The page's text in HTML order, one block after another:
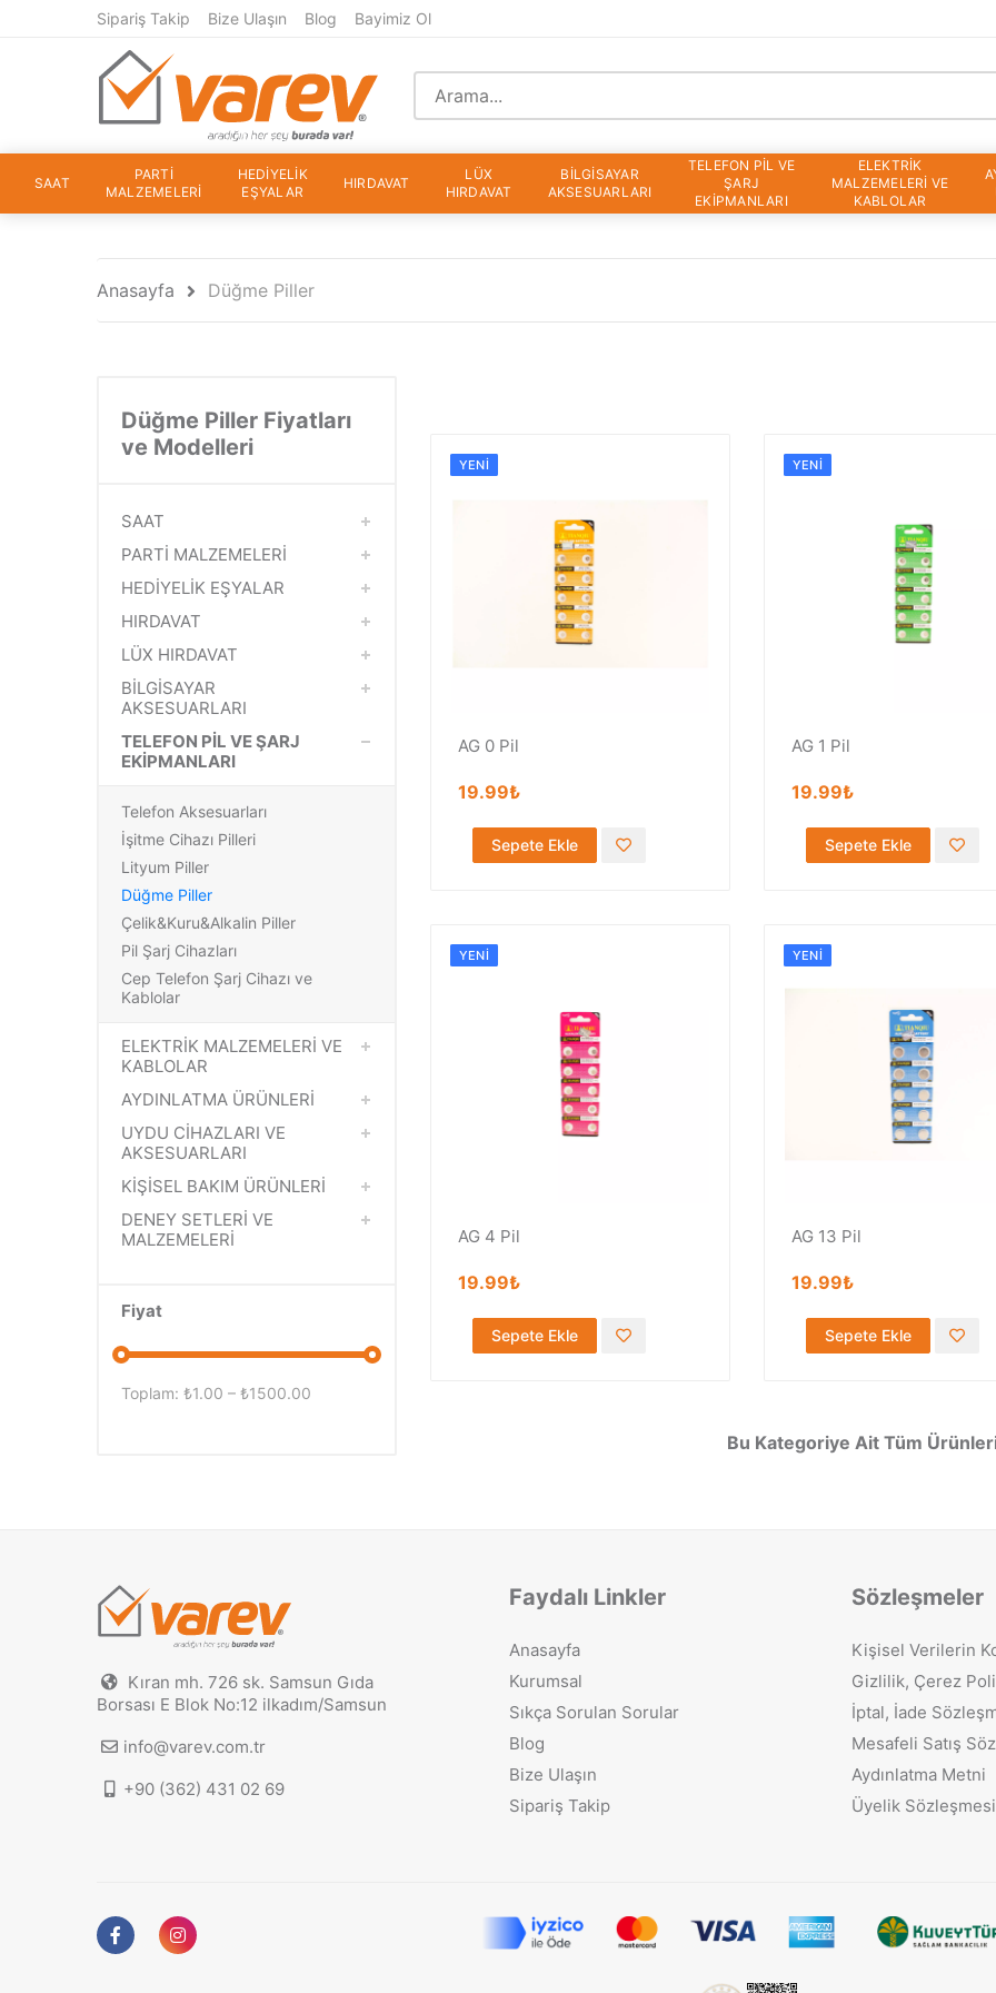
Sipariş Takip Bize Ulaşın Blog Bayimiz Ol
SAAT
PARTİ
MALZEMELERİ
HEDİYELİK
EŞYALAR
HIRDAVAT
LÜX
HIRDAVAT
BİLGİSAYAR
AKSESUARLARI
TELEFON PİL VE
ŞARJ
EKİPMANLARI
ELEKTRİK
MALZEMELERİ VE
KABLOLAR
Anasayfa Düğme Piller
Düğme Piller Fiyatları
ve Modelleri
SAAT
PARTİ MALZEMELERİ
HEDİYELİK EŞYALAR
HIRDAVAT
LÜX HIRDAVAT
BİLGİSAYAR
AKSESUARLARI
TELEFON PİL VE ŞARJ
EKİPMANLARI
Telefon Aksesuarları
İşitme Cihazı Pilleri
Lityum Piller
Düğme Piller
Çelik&Kuru&Alkalin Piller
Pil Şarj Cihazları
Cep Telefon Şarj Cihazı ve
Kablolar
ELEKTRİK MALZEMELERİ VE
KABLOLAR
AYDINLATMA ÜRÜNLERİ
UYDU CİHAZLARI VE
AKSESUARLARI
KİŞİSEL BAKIM ÜRÜNLERİ
DENEY SETLERİ VE
MALZEMELERİ
Fiyat
Toplam: ₺1.00 – ₺1500.00
YENI
AG 0 Pil
19.99₺
Sepete Ekle
YENI
AG 1 Pil
19.99₺
Sepete Ekle
YENI
AG 4 Pil
19.99₺
Sepete Ekle
YENI
AG 13 Pil
19.99₺
Sepete Ekle
Bu Kategoriye Ait Tüm
Kıran mh. 726 sk. Samsun Gıda
Borsası E Blok No:12 ilkadım/Samsun
info@varev.com.tr
+90 (362) 431 02 69
Faydalı Linkler
Anasayfa
Kurumsal
Sıkça Sorulan Sorular
Blog
Bize Ulaşın
Sipariş Takip
Sözleşmeler
Kişisel Verilerin
Gizlilik, Çerez
İptal, İade
Mesafeli Satış
Aydınlatma Metni
Üyelik Sözleşmesi